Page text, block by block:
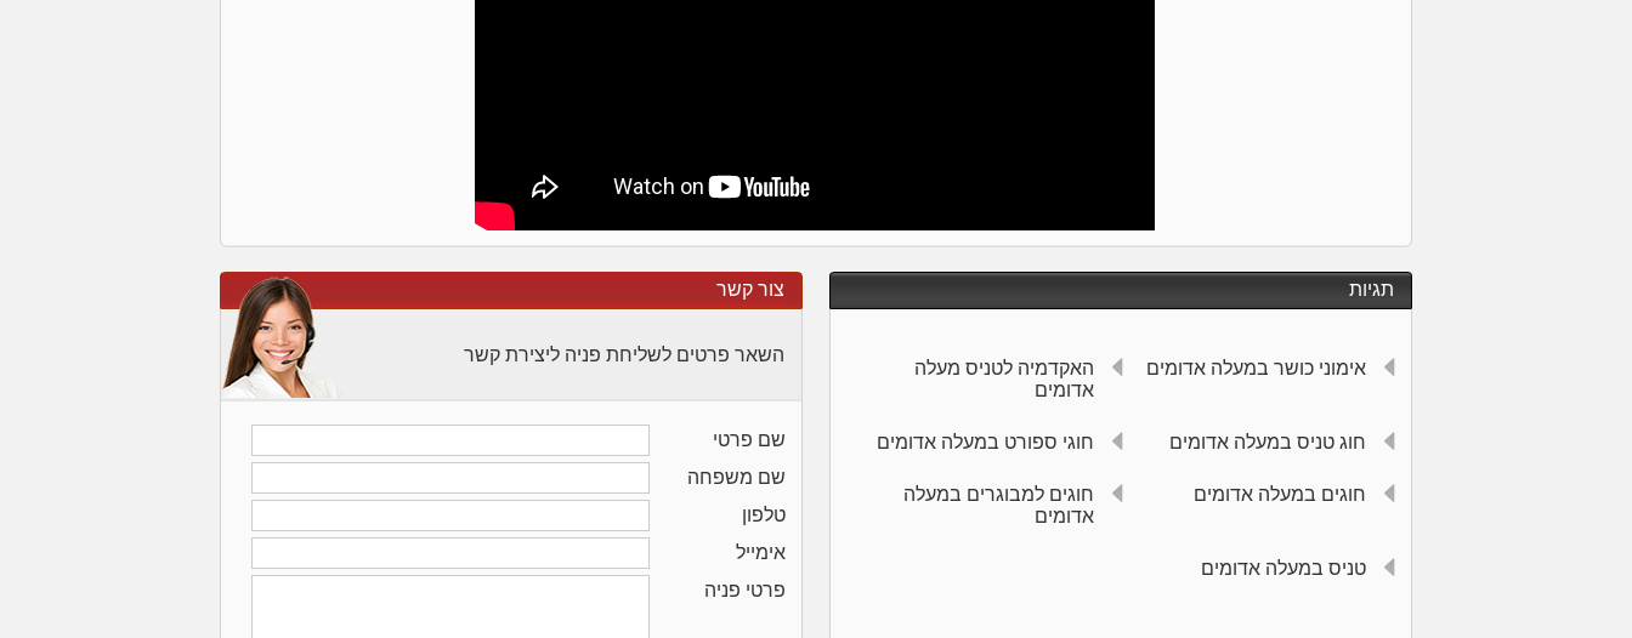
תגיות
אימוני כושר במעלה אדומים
האקדמיה לטניס מעלה
אדומים
חוג טניס במעלה אדומים חוגי ספורט במעלה אדומים
חוגים במעלה אדומים
חוגים למבוגרים במעלה
אדומים
טניס במעלה אדומים
צור קשר
שם פרטי
שם משפחה
טלפון
אימייל
פרטי פניה
השאר פרטים לשליחת פניה ליצירת קשר